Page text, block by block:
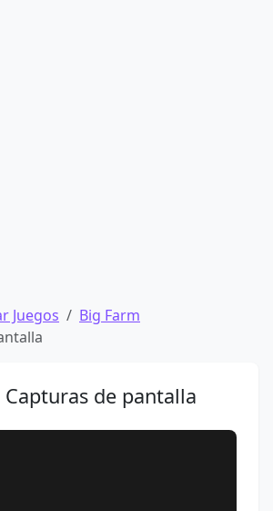
Juegos
Big Farm
Capturas de pantalla